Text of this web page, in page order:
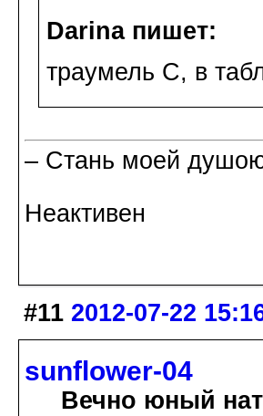
Darina пишет:
траумель С, в
– Стань моей
Неактивен
#11 2012-07-22
sunflower-04
Вечно юный